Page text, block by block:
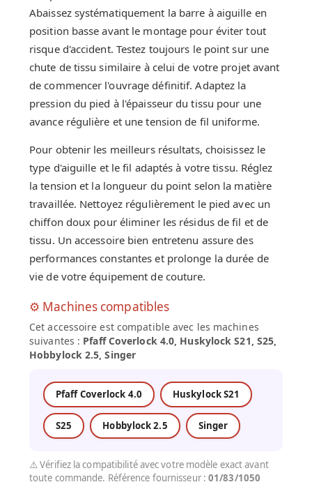
Abaissez systématiquement la barre à aiguille en
position basse avant le montage pour éviter tout
risque d'accident. Testez toujours le point sur une
chute de tissu similaire à celui de votre projet avant
de commencer l'ouvrage définitif. Adaptez la
pression du pied à l'épaisseur du tissu pour une
avance régulière et une tension de fil uniforme.
Pour obtenir les meilleurs résultats, choisissez le
type d'aiguille et le fil adaptés à votre tissu. Réglez
la tension et la longueur du point selon la matière
travaillée. Nettoyez régulièrement le pied avec un
chiffon doux pour éliminer les résidus de fil et de
tissu. Un accessoire bien entretenu assure des
performances constantes et prolonge la durée de
vie de votre équipement de couture.
⚙️ Machines compatibles
Cet accessoire est compatible avec les machines
suivantes : Pfaff Coverlock 4.0, Huskylock S21, S25,
Hobbylock 2.5, Singer
Pfaff Coverlock 4.0 Huskylock S21
S25 Hobbylock 2.5 Singer
⚠️ Vérifiez la compatibilité avec votre modèle exact avant
toute commande. Référence fournisseur :01/83/1050